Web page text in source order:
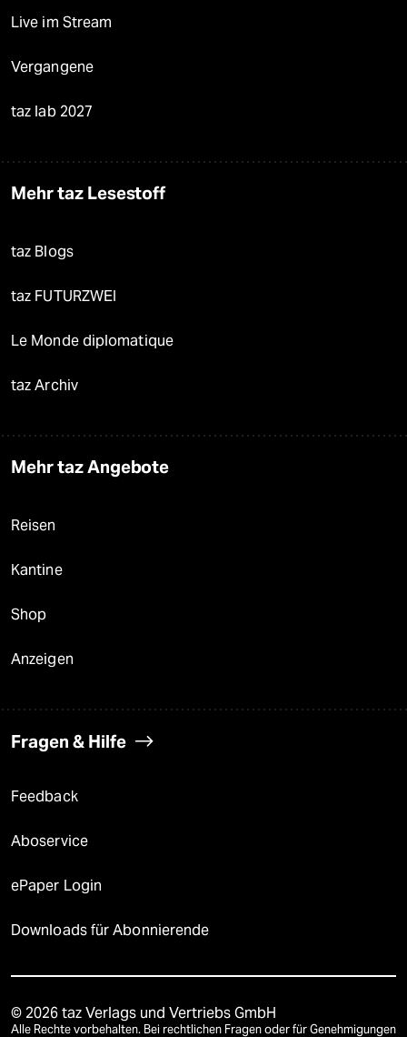
Live im Stream
Vergangene
taz lab 2027
Mehr taz Lesestoff
taz Blogs
taz FUTURZWEI
Le Monde diplomatique
taz Archiv
Mehr taz Angebote
Reisen
Kantine
Shop
Anzeigen
Fragen & Hilfe
Feedback
Aboservice
ePaper Login
Downloads für Abonnierende
© 2026 taz Verlags und Vertriebs GmbH
Alle Rechte vorbehalten. Bei rechtlichen Fragen oder für Genehmigungen